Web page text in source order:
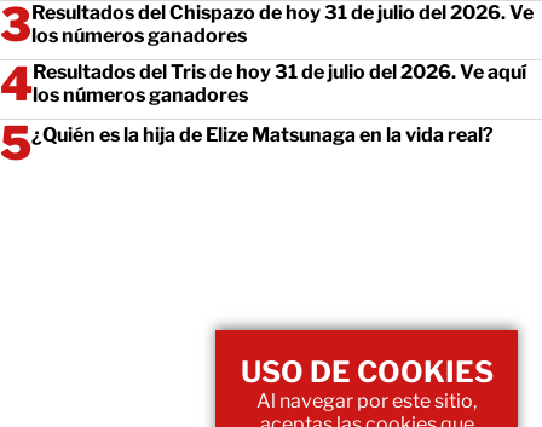
Resultados del Chispazo de hoy 31 de julio del 2026. Ve
los números ganadores
Resultados del Tris de hoy 31 de julio del 2026. Ve aquí
los números ganadores
¿Quién es la hija de Elize Matsunaga en la vida real?
USO DE COOKIES
Al navegar por este sitio,